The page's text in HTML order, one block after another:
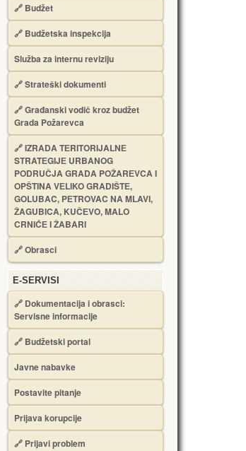
🔗 Budžet
🔗 Budžetska inspekcija
Služba za internu reviziju
🔗Strateški dokumenti
🔗Građanski vodič kroz budžet
Grada Požarevca
🔗IZRADA TЕRITORIJALNЕ
STRATЕGIJЕ URBANOG
PODRUČJA GRADA POŽARЕVCA I
OPŠTINA VЕLIKO GRADIŠTЕ,
GOLUBAC, PЕTROVAC NA MLAVI,
ŽAGUBICA, KUČЕVO, MALO
CRNIĆЕ I ŽABARI
🔗Obrasci
Е-SERVISI
🔗 Dokumentacija i obrasci:
Servisne informacije
🔗 Budžetski portal
Javne nabavke
Postavite pitanje
Prijava korupcije
🔗 Prijavi problem